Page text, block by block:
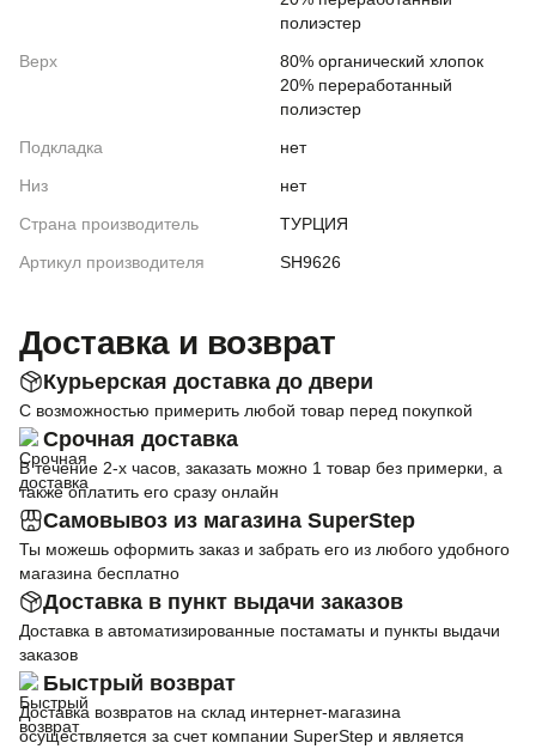
полиэстер
Верх
80% органический хлопок
20% переработанный
полиэстер
Подкладка
нет
Низ
нет
Страна производитель
ТУРЦИЯ
Артикул производителя
SH9626
Доставка и возврат
Курьерская доставка до двери
С возможностью примерить любой товар перед покупкой
Срочная доставка
В течение 2-х часов, заказать можно 1 товар без примерки, а
также оплатить его сразу онлайн
Самовывоз из магазина SuperStep
Ты можешь оформить заказ и забрать его из любого удобного
магазина бесплатно
Доставка в пункт выдачи заказов
Доставка в автоматизированные постаматы и пункты выдачи
заказов
Быстрый возврат
Доставка возвратов на склад интернет-магазина
осуществляется за счет компании SuperStep и является